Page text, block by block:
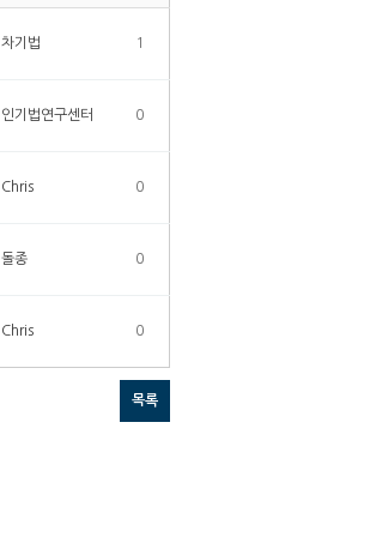
차기법 1
인기법연구센터 0
Chris 0
돌종 0
Chris 0
목록